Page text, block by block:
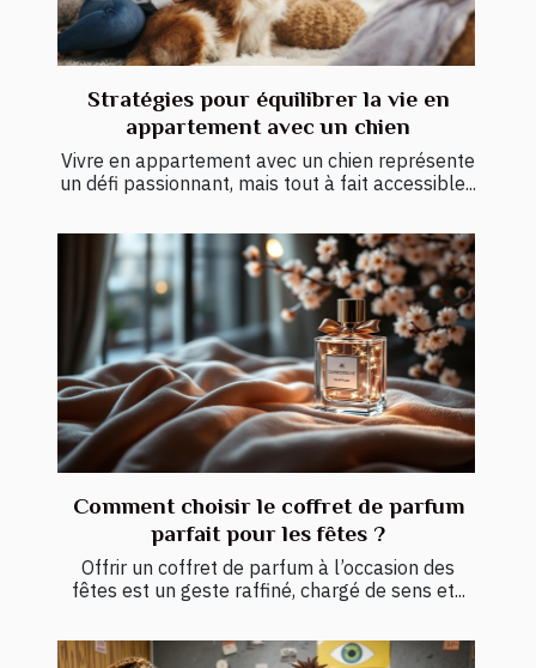
Stratégies pour équilibrer la vie en
appartement avec un chien
Vivre en appartement avec un chien représente
un défi passionnant, mais tout à fait accessible...
Comment choisir le coffret de parfum
parfait pour les fêtes ?
Offrir un coffret de parfum à l’occasion des
fêtes est un geste raffiné, chargé de sens et...